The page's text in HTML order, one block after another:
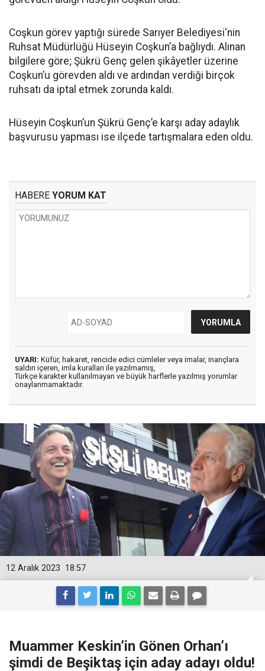
Coşkun görev yaptığı sürede Sarıyer Belediyesi'nin
Ruhsat Müdürlüğü Hüseyin Coşkun’a bağlıydı. Alınan
bilgilere göre; Şükrü Genç gelen şikâyetler üzerine
Coşkun’u görevden aldı ve ardından verdiği birçok
ruhsatı da iptal etmek zorunda kaldı.
Hüseyin Coşkun’un Şükrü Genç’e karşı aday adaylık
başvurusu yapması ise ilçede tartışmalara eden oldu.
HABERE YORUM KAT
UYARI: Küfür, hakaret, rencide edici cümleler veya imalar, inançlara
saldırı içeren, imla kuralları ile yazılmamış,
Türkçe karakter kullanılmayan ve büyük harflerle yazılmış yorumlar
onaylanmamaktadır.
18:57
12 Aralık 2023
Muammer Keskin’in Gönen Orhan’ı
şimdi de Beşiktaş için aday adayı oldu!